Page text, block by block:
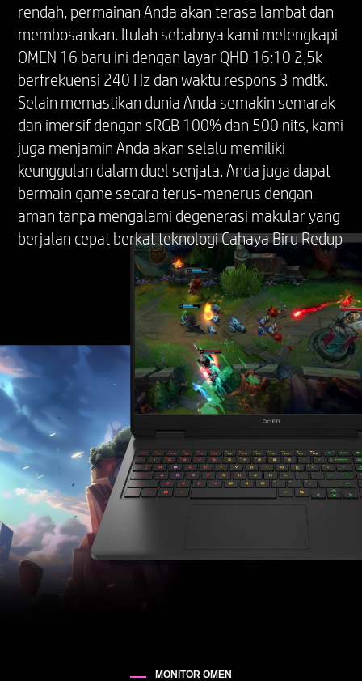
rendah, permainan Anda akan terasa lambat dan
membosankan. Itulah sebabnya kami melengkapi
OMEN 16 baru ini dengan layar QHD 16:10 2,5k
berfrekuensi 240 Hz dan waktu respons 3 mdtk.
Selain memastikan dunia Anda semakin semarak
dan imersif dengan sRGB 100% dan 500 nits, kami
juga menjamin Anda akan selalu memiliki
keunggulan dalam duel senjata. Anda juga dapat
bermain game secara terus-menerus dengan
aman tanpa mengalami degenerasi makular yang
berjalan cepat berkat teknologi Cahaya Biru Redup
MONITOR OMEN